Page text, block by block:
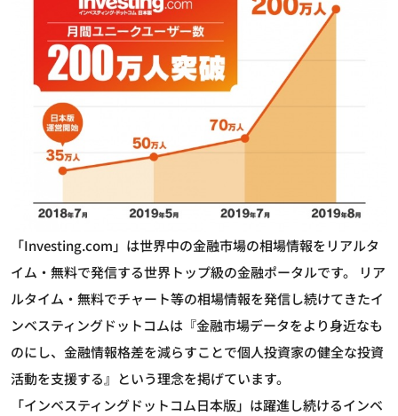
「Investing.com」は世界中の金融市場の相場情報をリアルタ
イム・無料で発信する世界トップ級の金融ポータルです。 リア
ルタイム・無料でチャート等の相場情報を発信し続けてきたイ
ンベスティングドットコムは『金融市場データをより身近なも
のにし、金融情報格差を減らすことで個人投資家の健全な投資
活動を支援する』という理念を掲げています。
「インベスティングドットコム日本版」は躍進し続けるインベ